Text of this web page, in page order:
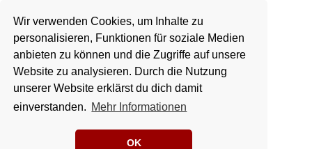
Wir verwenden Cookies, um Inhalte zu
personalisieren, Funktionen für soziale Medien
anbieten zu können und die Zugriffe auf unsere
Website zu analysieren. Durch die Nutzung
unserer Website erklärst du dich damit
einverstanden. Mehr Informationen
OK